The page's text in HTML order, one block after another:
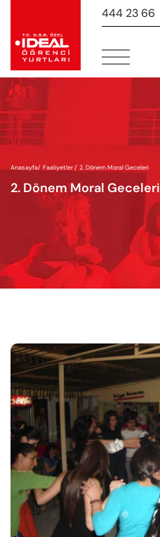
444 23 66
Anasayfa/ Faaliyetler / 2. Dönem Moral Geceleri
2. Dönem Moral Geceleri